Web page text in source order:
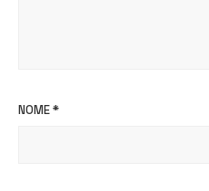
NOME*